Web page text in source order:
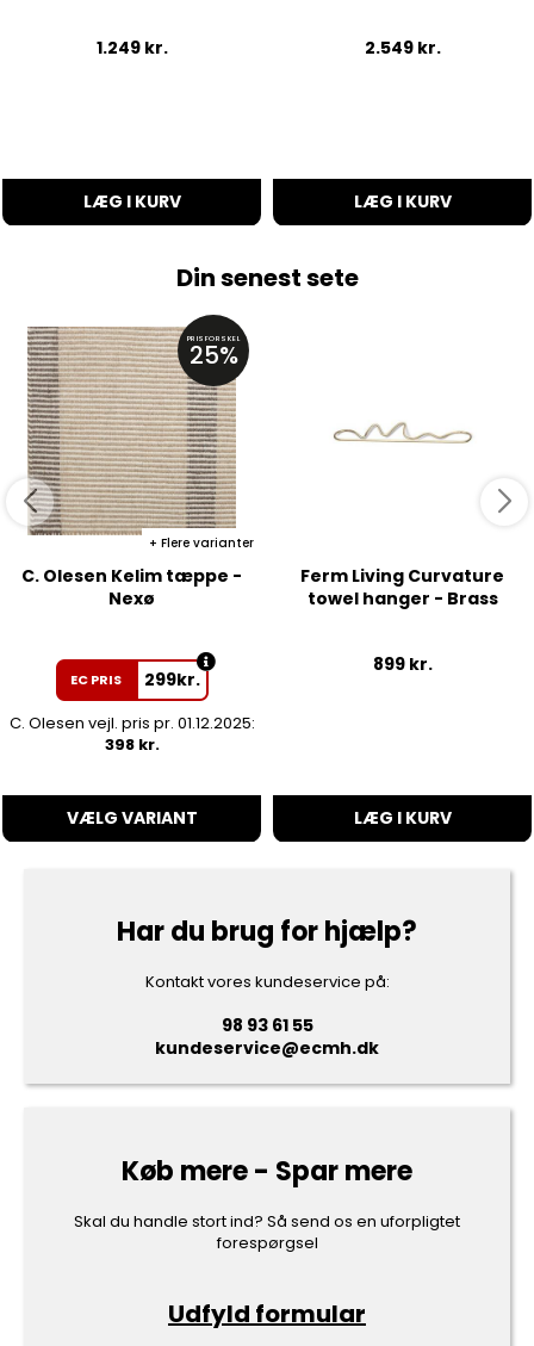
1.249 kr.
LÆG I KURV
2.549 kr.
LÆG I KURV
Din senest sete
PRISFORSKEL
25%
Flere varianter
C. Olesen Kelim tæppe -
Nexø
EC PRIS 299kr.
C. Olesen vejl. pris pr. 01.12.2025:
398 kr.
VÆLG VARIANT
Ferm Living Curvature
towel hanger - Brass
899 kr.
LÆG I KURV
Har du brug for hjælp?
Kontakt vores kundeservice på:
98 93 61 55
kundeservice@ecmh.dk
Køb mere - Spar mere
Skal du handle stort ind? Så send os en uforpligtet
forespørgsel
Udfyld formular